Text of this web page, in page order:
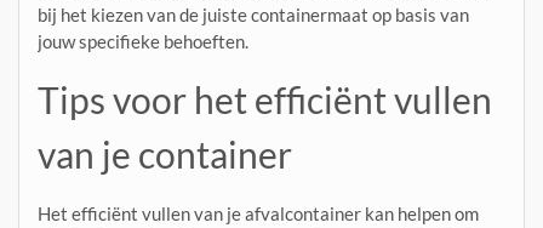
bij het kiezen van de juiste containermaat op basis van
jouw specifieke behoeften.
Tips voor het efficiënt vullen
van je container
Het efficiënt vullen van je afvalcontainer kan helpen om